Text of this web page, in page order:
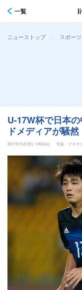
一覧
ニューストップ > スポー
U-17W杯で日本
ドメディアが騒然
2017年10月9日 11時24分
写真：ゲキサ